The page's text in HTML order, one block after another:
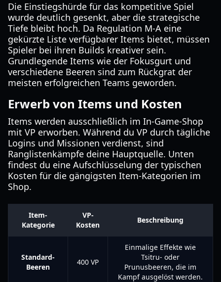
Die Einstiegshürde für das kompetitive Spiel
wurde deutlich gesenkt, aber die strategische
Tiefe bleibt hoch. Da Regulation M-A eine
gekürzte Liste verfügbarer Items bietet, müssen
Spieler bei ihren Builds kreativer sein.
Grundlegende Items wie der Fokusgurt und
verschiedene Beeren sind zum Rückgrat der
meisten erfolgreichen Teams geworden.
Erwerb von Items und Kosten
Items werden ausschließlich im In-Game-Shop
mit VP erworben. Während du VP durch tägliche
Logins und Missionen verdienst, sind
Ranglistenkämpfe deine Hauptquelle. Unten
findest du eine Aufschlüsselung der typischen
Kosten für die gängigsten Item-Kategorien im
Shop.
Item-
Kategorie
VP-
Kosten
Beschreibung
Standard-
Beeren
400 VP
Einmalige Effekte wie
Tsitru- oder
Prunusbeeren, die im
Kampf ausgelöst werden.